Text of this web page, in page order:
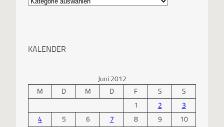
KALENDER
Juni 2012
M
D M D F S
S
1
2
3
4
5 6 7 8 9
10